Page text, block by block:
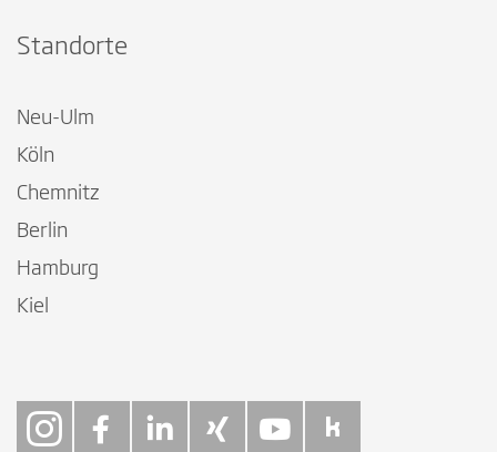
Standorte
Neu-Ulm
Köln
Chemnitz
Berlin
Hamburg
Kiel